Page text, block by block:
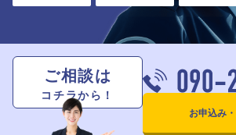
ご相談は
コチラから！
お申込み